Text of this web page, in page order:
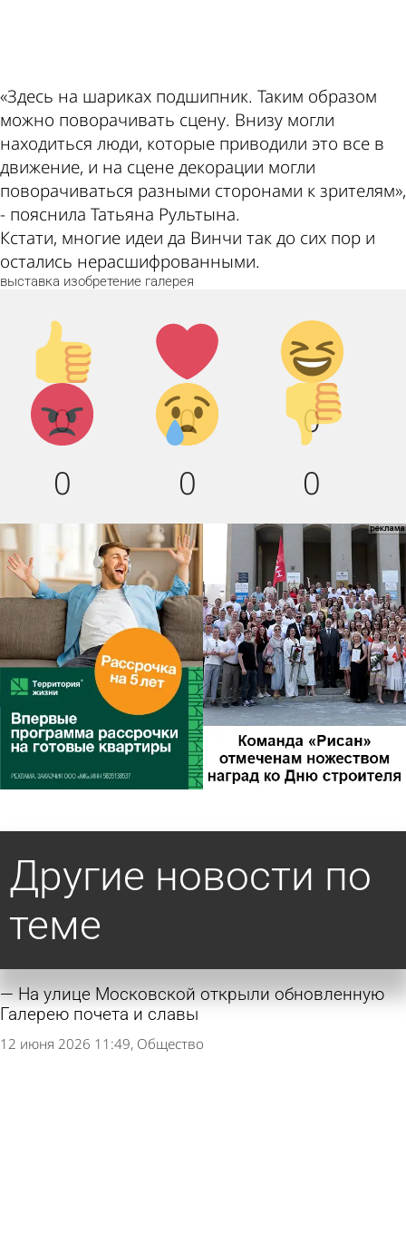
«Здесь на шариках подшипник. Таким образом
можно поворачивать сцену. Внизу могли
находиться люди, которые приводили это все в
движение, и на сцене декорации могли
поворачиваться разными сторонами к зрителям»,
- пояснила Татьяна Рультына.
Кстати, многие идеи да Винчи так до сих пор и
остались нерасшифрованными.
выставка изобретение галерея
Палец
вверх!
0
Лайк!
0
Дикий
смех!
0
Агрессия!
0
Грусть :
(
0
Палец
вниз!
0
Другие новости по
теме
На улице Московской открыли обновленную
Галерею почета и славы
12 июня 2026 11:49 Общество